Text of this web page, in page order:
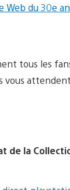
Web du 30e
tous les
vous
de la